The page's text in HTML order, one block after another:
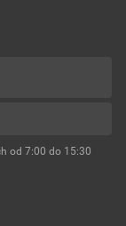
od 7:00 do 15:30